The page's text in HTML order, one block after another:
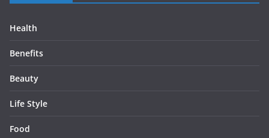
Health
Benefits
Beauty
Life Style
Food